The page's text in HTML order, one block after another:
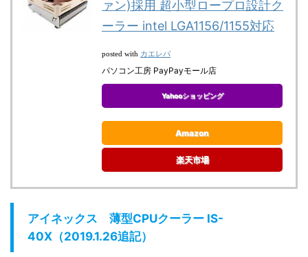
ァン)採用 超小型ロープロ設計ク
ーラー intel LGA1156/1155対応
posted with カエレバ
パソコン工房 PayPayモール店
Yahooショッピング
Amazon
楽天市場
アイネックス 薄型CPUクーラー IS-
40X（2019.1.26追記）